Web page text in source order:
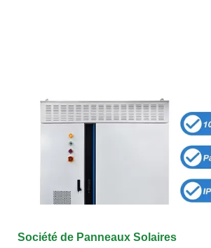
Société de Panneaux Solaires